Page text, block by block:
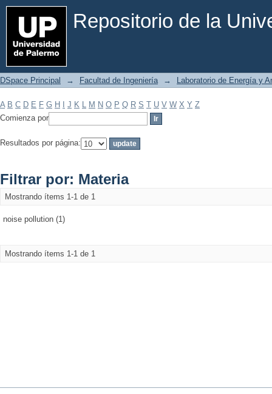
Repositorio de la
Filtrar por: Materia
DSpace Principal → Facultad de Ingeniería → Laboratorio de Energía y
A B C D E F G H J K L M N O P Q R S T U V W X Y Z
Comienza por
Resultados por página:
Filtrar por: Materia
Mostrando ítems 1-1 de 1
noise pollution (1)
Mostrando ítems 1-1 de 1